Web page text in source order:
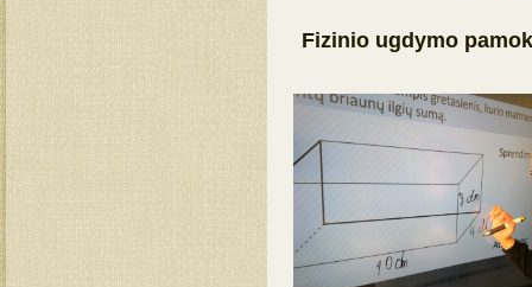
Fizinio ugdymo